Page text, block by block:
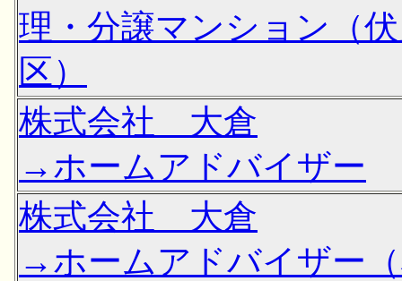
理・分譲マンション（
区）
株式会社 大倉
→ホームアドバイザー
株式会社 大倉
→ホームアドバイザー